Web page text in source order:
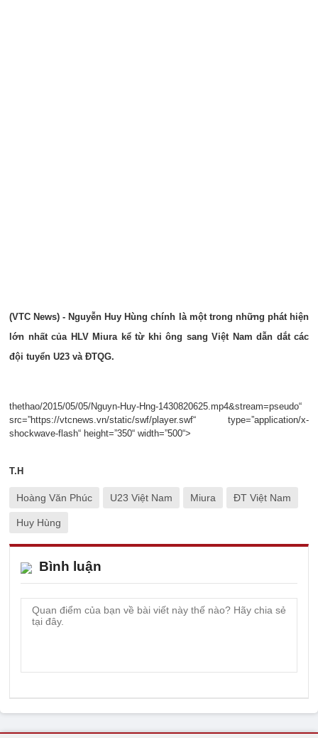
(VTC News) - Nguyễn Huy Hùng chính là một trong những phát hiện
lớn nhất của HLV Miura kể từ khi ông sang Việt Nam dẫn dắt các
đội tuyển U23 và ĐTQG.
thethao/2015/05/05/Nguyn-Huy-Hng-1430820625.mp4&stream=pseudo“
src=”https://vtcnews.vn/static/swf/player.swf“ type=”application/x-
shockwave-flash“ height=”350“ width=”500“>
T.H
Hoàng Văn Phúc U23 Việt Nam Miura ĐT Việt Nam
Huy Hùng
Bình luận